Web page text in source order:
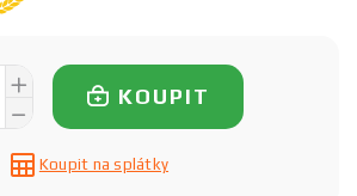
KOUPIT
Koupit na splátky